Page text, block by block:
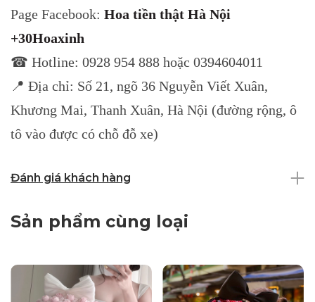
Page Facebook: Hoa tiền thật Hà Nội
+30Hoaxinh
☎ Hotline: 0928 954 888 hoặc 0394604011
📍 Địa chỉ: Số 21, ngõ 36 Nguyễn Viết Xuân,
Khương Mai, Thanh Xuân, Hà Nội (đường rộng, ô
tô vào được có chỗ đỗ xe)
Đánh giá khách hàng
Sản phẩm cùng loại